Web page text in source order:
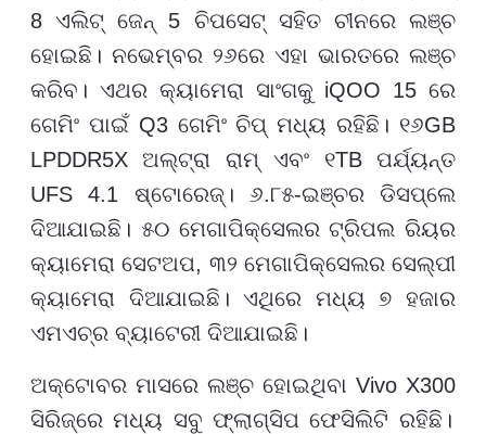
8 ଏଲିଟ୍ ଜେନ୍ 5 ଚିପସେଟ୍ ସହିତ ଚୀନରେ ଲଞ୍ଚ
ହୋଇଛି। ନଭେମ୍ବର ୨୬ରେ ଏହା ଭାରତରେ ଲଞ୍ଚ
କରିବ। ଏଥର କ୍ୟାମେରା ସାଂଗକୁ iQOO 15 ରେ
ଗେମିଂ ପାଇଁ Q3ଗେମିଂ ଚିପ୍ ମଧ୍ୟ ରହିଛି। ୧୬GB
LPDDR5Xଅଲ୍ଟ୍ରା ରାମ୍ ଏବଂ ୧TBପର୍ଯ୍ୟନ୍ତ
UFS 4.1 ଷ୍ଟୋରେଜ୍। ୬.୮୫-ଇଞ୍ଚର ଡିସପ୍ଲେ
ଦିଆଯାଇଛି। ୫୦ ମେଗାପିକ୍ସେଲର ଟ୍ରିପଲ ରିୟର
କ୍ୟାମେରା ସେଟଅପ, ୩୨ ମେଗାପିକ୍ସେଲର ସେଲ୍‌ପୀ
କ୍ୟାମେରା ଦିଆଯାଇଛି। ଏଥିରେ ମଧ୍ୟ ୭ ହଜାର
ଏମଏଚ୍‌ର ବ୍ୟାଟେରୀ ଦିଆଯାଇଛି।
ଅକ୍ଟୋବର ମାସରେ ଲଞ୍ଚ ହୋଇଥିବା Vivo X300
ସିରିଜ୍‌ରେ ମଧ୍ୟ ସବୁ ଫ୍ଲାଗ୍‌ସିପ ଫେସିଲିଟି ରହିଛି।